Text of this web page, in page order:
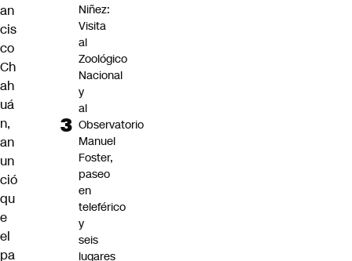
an
cis
co
Ch
ah
uá
n,
an
un
ció
qu
e
el
pa
Niñez:
Visita
al
Zoológico
Nacional
y
al
Observatorio
Manuel
Foster,
paseo
en
teleférico
y
seis
lugares